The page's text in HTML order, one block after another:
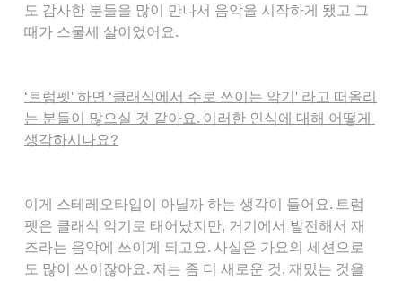
도 감사한 분들을 많이 만나서 음악을 시작하게 됐고 그
때가 스물세 살이었어요.
‘트럼펫' 하면 ‘클래식에서 주로 쓰이는 악기' 라고 떠올리
는 분들이 많으실 것 같아요. 이러한 인식에 대해 어떻게
생각하시나요?
이게 스테레오타입이 아닐까 하는 생각이 들어요. 트럼
펫은 클래식 악기로 태어났지만, 거기에서 발전해서 재
즈라는 음악에 쓰이게 되고요. 사실은 가요의 세션으로
도 많이 쓰이잖아요. 저는 좀 더 새로운 것, 재밌는 것을